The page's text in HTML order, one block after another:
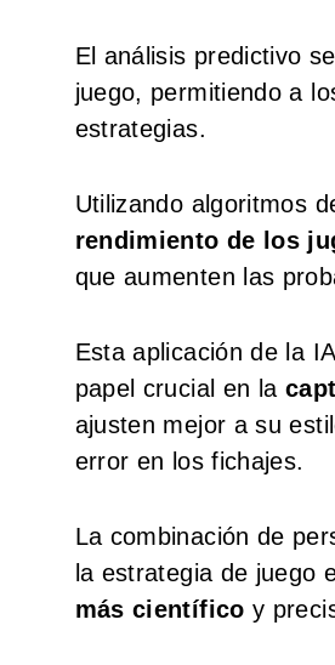
El análisis predictivo
juego, permitiendo a
estrategias.
Utilizando algoritmos
rendimiento de los
que aumenten las
Esta aplicación de la
papel crucial en la
ajusten mejor a su
error en los fichajes.
La combinación de
la estrategia de juego
más científico y